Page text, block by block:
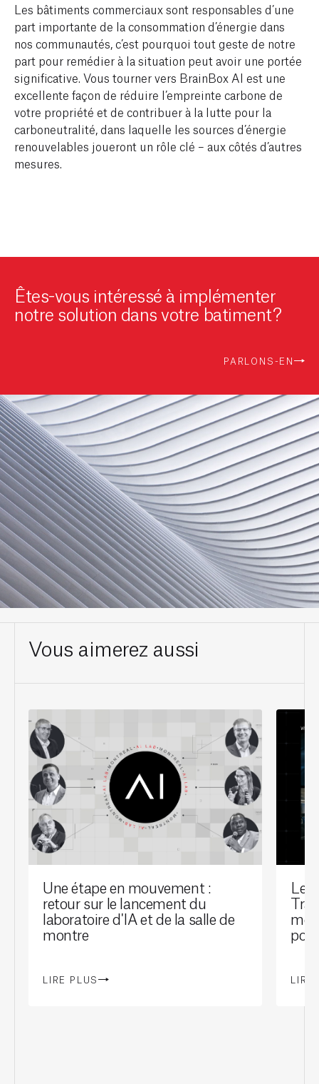
Les bâtiments commerciaux sont responsables d’une
part importante de la consommation d’énergie dans
nos communautés, c’est pourquoi tout geste de notre
part pour remédier à la situation peut avoir une portée
significative. Vous tourner vers BrainBox AI est une
excellente façon de réduire l’empreinte carbone de
votre propriété et de contribuer à la lutte pour la
carboneutralité, dans laquelle les sources d’énergie
renouvelables joueront un rôle clé – aux côtés d’autres
mesures.
Êtes-vous intéressé à implémenter
notre solution dans votre batiment?
PARLONS-EN
Vous aimerez aussi
Une étape en mouvement :
retour sur le lancement du
laboratoire d'IA et de la salle de
montre
LIRE PLUS
Le
LIRE